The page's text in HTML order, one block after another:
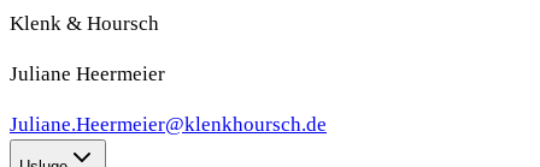
Klenk & Hoursch
Juliane Heermeier
Juliane.Heermeier@klenkhoursch.de